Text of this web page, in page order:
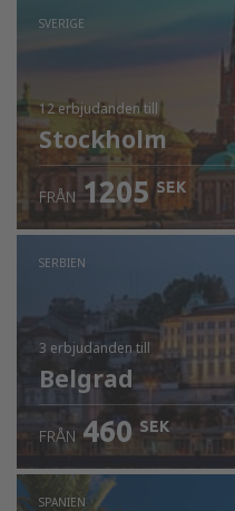
SVERIGE
12 erbjudandentill
Stockholm
FRÅN 1205 SEK
SERBIEN
3 erbjudandentill
Belgrad
FRÅN 460 SEK
SPANIEN